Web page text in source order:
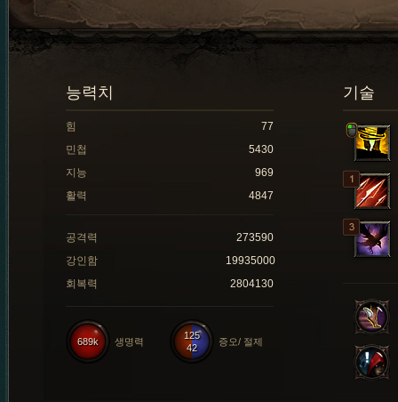
기술
능력치
힘
77
민첩
5430
지능
969
활력
4847
공격력
273590
강인함
19935000
회복력
2804130
125
42
증오/ 절제
689k 생명력